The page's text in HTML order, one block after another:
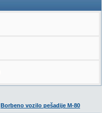
Borbeno vozilo pešadije M-80